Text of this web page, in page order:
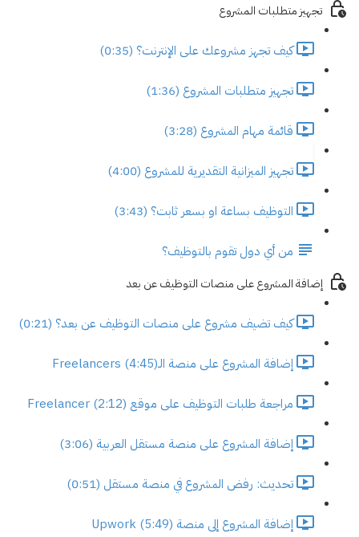
تجهيز متطلبات المشروع
كيف تجهز مشروعك على الإنترنت؟ (0:35)
تجهيز متطلبات المشروع (1:36)
قائمة مهام المشروع (3:28)
تجهيز الميزانية التقديرية للمشروع (4:00)
التوظيف بساعة او بسعر ثابت؟ (3:43)
من أي دول تقوم بالتوظيف؟
إضافة المشروع على منصات التوظيف عن بعد
كيف تضيف مشروع على منصات التوظيف عن بعد؟ (0:21)
إضافة المشروع على منصة الـFreelancers (4:45)
مراجعة طلبات التوظيف على موقع Freelancer (2:12)
إضافة المشروع على منصة مستقل العربية (3:06)
تحديث: رفض المشروع في منصة مستقل (0:51)
إضافة المشروع إلى منصة Upwork (5:49)